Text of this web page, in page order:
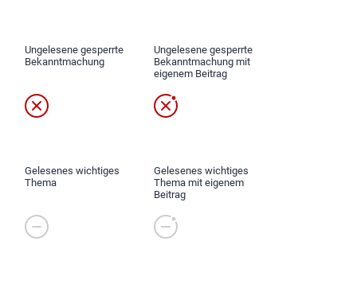
Ungelesene gesperrte
Bekanntmachung
Ungelesene gesperrte
Bekanntmachung mit
eigenem Beitrag
Gelesenes wichtiges
Thema
Gelesenes wichtiges
Thema mit eigenem
Beitrag